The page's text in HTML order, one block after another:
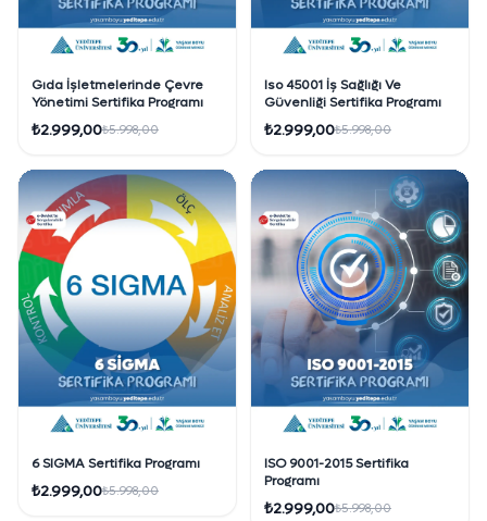
Gıda İşletmelerinde Çevre
Yönetimi Sertifika Programı
₺2.999,00₺5.998,00
Iso 45001 İş Sağlığı Ve
Güvenliği Sertifika Programı
₺2.999,00₺5.998,00
6 SIGMA Sertifika Programı
₺2.999,00₺5.998,00
ISO 9001-2015 Sertifika
Programı
₺2.999,00₺5.998,00